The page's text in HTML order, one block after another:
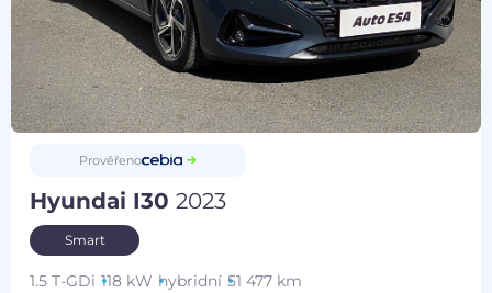
Prověřeno
Hyundai I302023
Smart
1.5 T-GDi 118 kW hybridní 51 477 km